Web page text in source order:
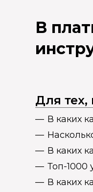
В
Для
В каких
В каких
Топ-1000
В каких